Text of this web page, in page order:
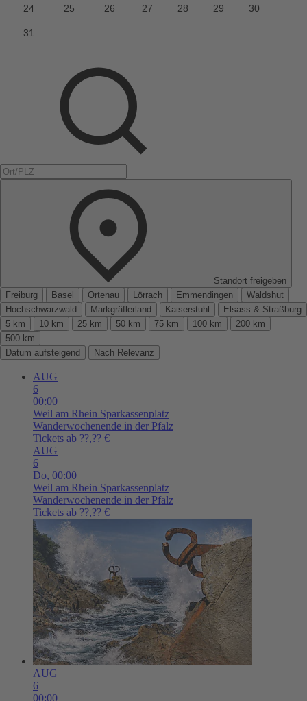
Standort freigeben
Freiburg
Basel Ortenau Lörrach Emmendingen
Waldshut
Hochschwarzwald
Markgräflerland Kaiserstuhl
Elsass & Straßburg
5 km
10 km 25 km 50 km 75 km 100 km
200 km
500 km
Datum aufsteigend
Nach Relevanz
AUG
6
00:00
Weil am Rhein Sparkassenplatz
Wanderwochenende in der Pfalz
Tickets ab ??,?? €
AUG
6
Do, 00:00
Weil am Rhein Sparkassenplatz
Wanderwochenende in der Pfalz
Tickets ab ??,?? €
AUG
6
00:00